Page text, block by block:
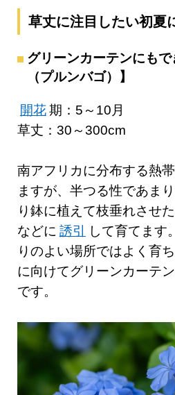
草丈に注目したい初夏
グリーンカーテンにも
（プルンバゴ）】
開花 期：5～10月
草丈：30～300cm
南アフリカに分布する熱帯
ますが、半つる性であま
り鉢に植えて枝垂れさせた
などに 誘引 して育てます
りのよい場所ではよく育
に向けてグリーンカーテ
です。